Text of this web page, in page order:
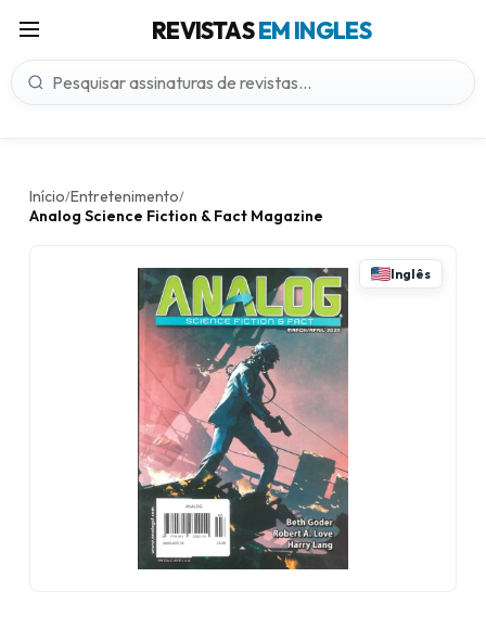
REVISTASEM INGLES
Início/Entretenimento/
Analog Science Fiction & Fact Magazine
Inglês